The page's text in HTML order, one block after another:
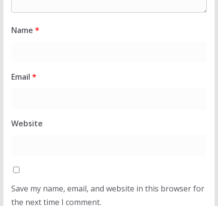
Name *
Email *
Website
Save my name, email, and website in this browser for
the next time I comment.